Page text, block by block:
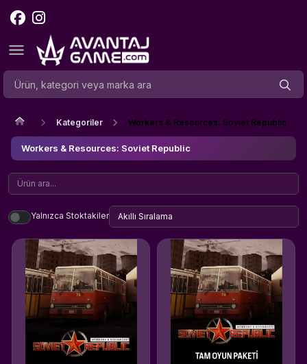
Kategoriler Workers & Resources: Soviet Republic
Workers & Resources: Soviet Republic
Yalnızca Stoktakiler